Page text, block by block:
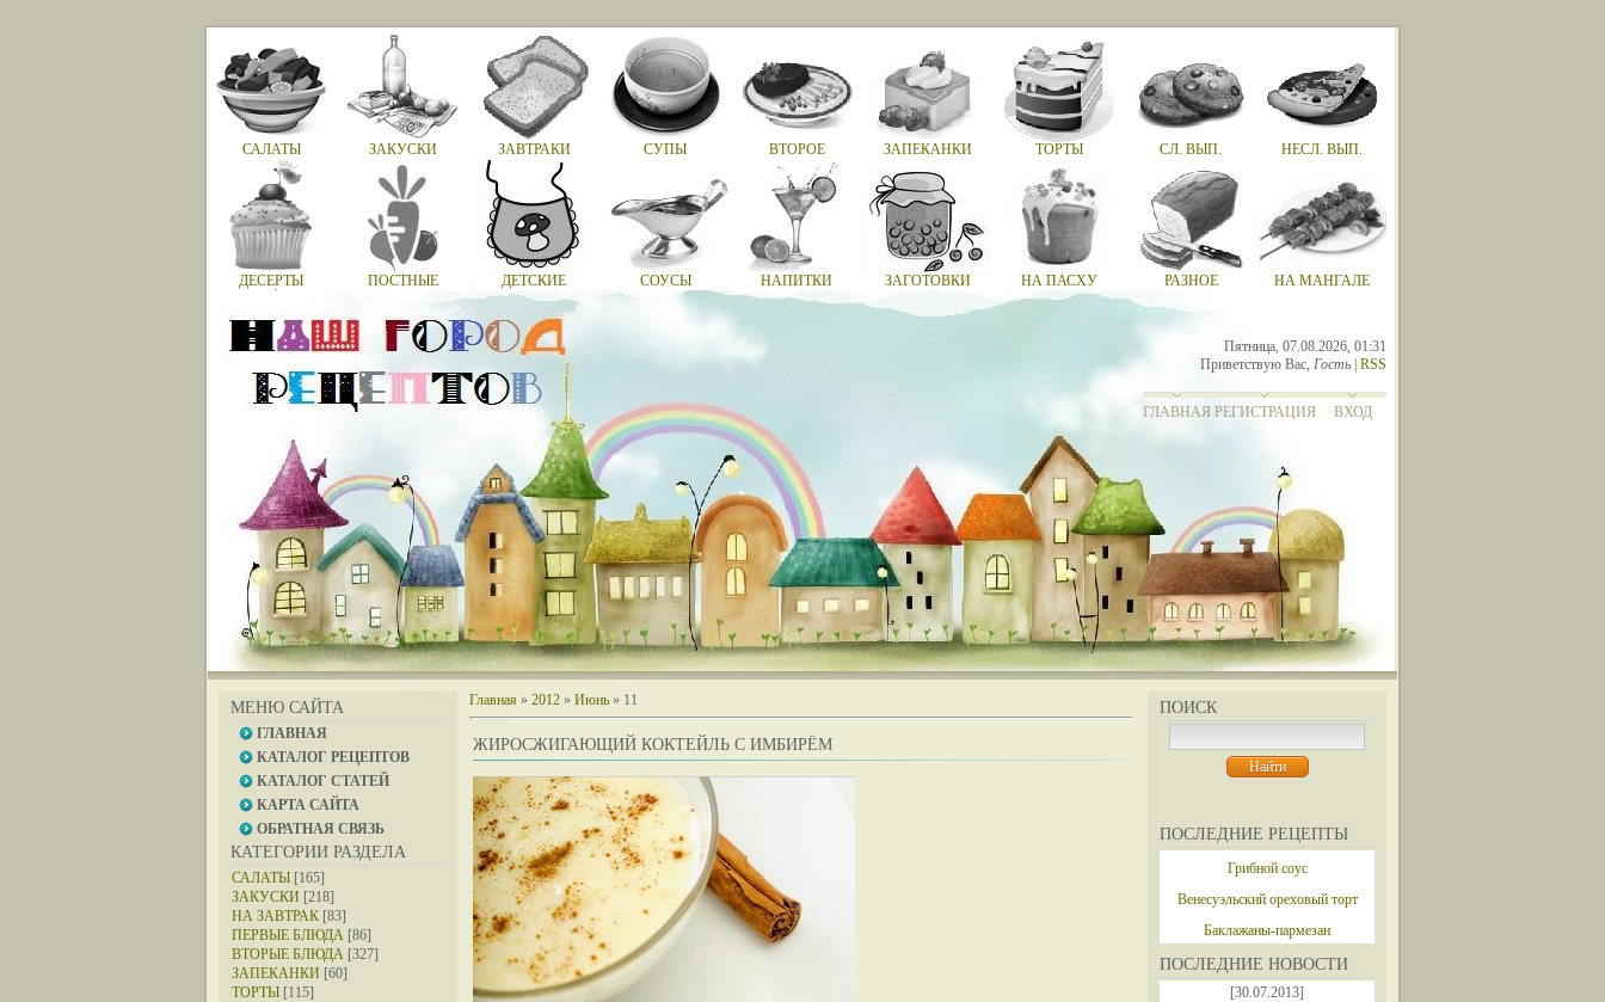
САЛАТЫ ЗАКУСКИ ЗАВТРАКИ СУПЫ ВТОРОЕ ЗАПЕКАНКИ ТОРТЫ СЛ. ВЫП. НЕСЛ. ВЫП.
ДЕСЕРТЫ ПОСТНЫЕ ДЕТСКИЕ СОУСЫ НАПИТКИ ЗАГОТОВКИ НА ПАСХУ РАЗНОЕ НА МАНГАЛЕ
Пятница, 07.08.2026, 01:31
Приветствую Вас, Гость RSS
ГЛАВНАЯ РЕГИСТРАЦИЯ ВХОД
МЕНЮ САЙТА
ГЛАВНАЯ
КАТАЛОГ РЕЦЕПТОВ
КАТАЛОГ СТАТЕЙ
КАРТА САЙТА
ОБРАТНАЯ СВЯЗЬ
КАТЕГОРИИ РАЗДЕЛА
САЛАТЫ [165]
ЗАКУСКИ [218]
НА ЗАВТРАК [83]
ПЕРВЫЕ БЛЮДА [86]
ВТОРЫЕ БЛЮДА [327]
ЗАПЕКАНКИ [60]
ТОРТЫ [115]
ПОИСК
ПОСЛЕДНИЕ РЕЦЕПТЫ
Грибной соус
Венесуэльский ореховый торт
Баклажаны-пармезан
ПОСЛЕДНИЕ НОВОСТИ
[30.07.2013]
Главная » 2012 » Июнь » 11
ЖИРОСЖИГАЮЩИЙ КОКТЕЙЛЬ С ИМБИРЁМ